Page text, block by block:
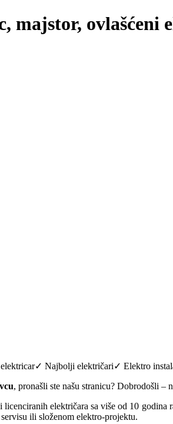
majstor, ovlašćeni
Najbolji električari✓ Elektro
, pronašli ste našu stranicu? Dobrodošli –
električara sa više od 10
ili složenom elektro-projektu.